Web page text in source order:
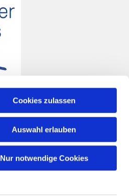
Cookies zulassen
Auswahl erlauben
Nur notwendige Cookies